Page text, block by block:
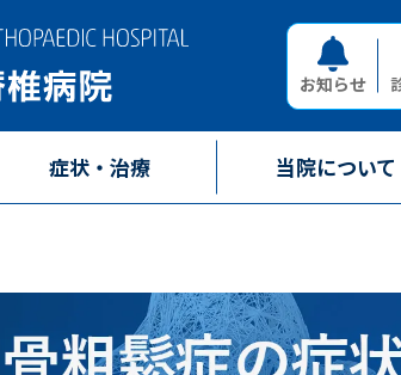
お知らせ
症状・治療 当院について